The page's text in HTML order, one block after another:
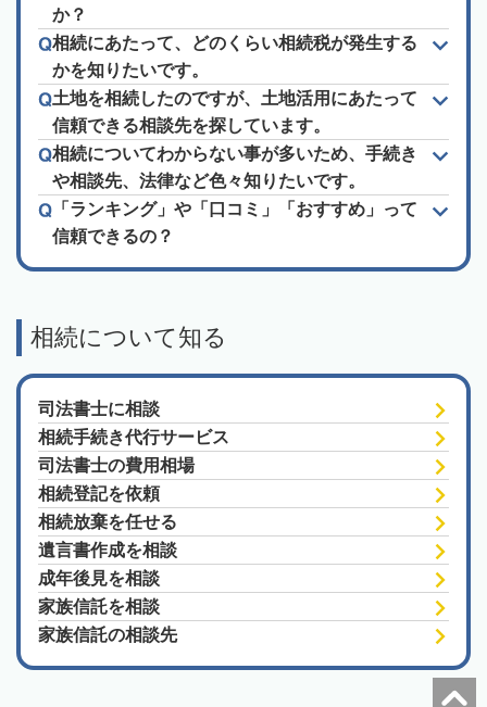
か？
相続にあたって、どのくらい相続税が発生する
かを知りたいです。
土地を相続したのですが、土地活用にあたって
信頼できる相談先を探しています。
相続についてわからない事が多いため、手続き
や相談先、法律など色々知りたいです。
「ランキング」や「口コミ」「おすすめ」って
信頼できるの？
相続について知る
司法書士に相談
相続手続き代行サービス
司法書士の費用相場
相続登記を依頼
相続放棄を任せる
遺言書作成を相談
成年後見を相談
家族信託を相談
家族信託の相談先